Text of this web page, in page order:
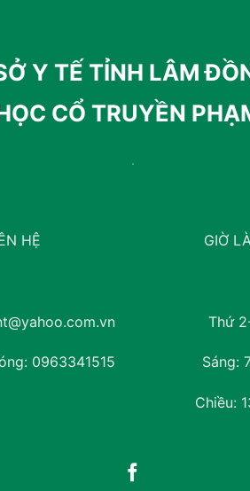
Y TẾ TỈNH LÂM
CỔ TRUYỀN
HỆ
0963341515
GIỜ
Thứ
Sáng:
Chiều: